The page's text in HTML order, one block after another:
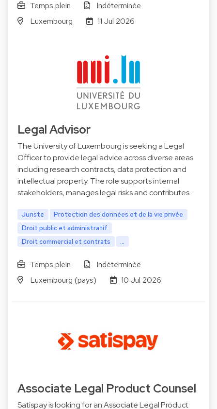
Temps plein
Indéterminée
Luxembourg
11 Jul 2026
Legal Advisor
The University of Luxembourg is seeking a Legal
Officer to provide legal advice across diverse areas
including research contracts, data protection and
intellectual property. The role supports internal
stakeholders, manages legal risks and contributes…
Juriste
Protection des données et de la vie privée
Droit public et administratif
Droit commercial et contrats
...
Temps plein
Indéterminée
Luxembourg (pays)
10 Jul 2026
Associate Legal Product Counsel
Satispay is looking for an Associate Legal Product